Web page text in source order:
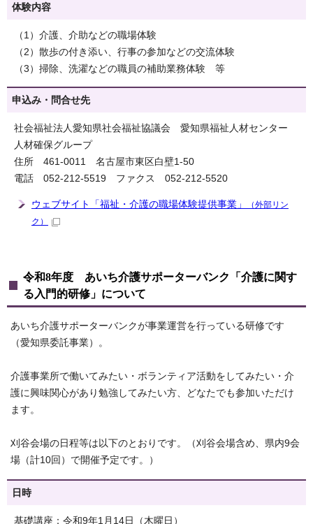
体験内容
（1）介護、介助などの職場体験
（2）散歩の付き添い、行事の参加などの交流体験
（3）掃除、洗濯などの職員の補助業務体験 等
申込み・問合せ先
社会福祉法人愛知県社会福祉協議会 愛知県福祉人材センター
人材確保グループ
住所 461-0011 名古屋市東区白壁1-50
電話 052-212-5519 ファクス 052-212-5520
ウェブサイト「福祉・介護の職場体験提供事業」
（外部リン
ク）
令和8年度 あいち介護サポーターバンク「介護に関す
る入門的研修」について
あいち介護サポーターバンクが事業運営を行っている研修です
（愛知県委託事業）。
介護事業所で働いてみたい・ボランティア活動をしてみたい・介
護に興味関心があり勉強してみたい方、どなたでも参加いただけ
ます。
刈谷会場の日程等は以下のとおりです。（刈谷会場含め、県内9会
場（計10回）で開催予定です。）
日時
基礎講座：令和9年1月14日（木曜日）